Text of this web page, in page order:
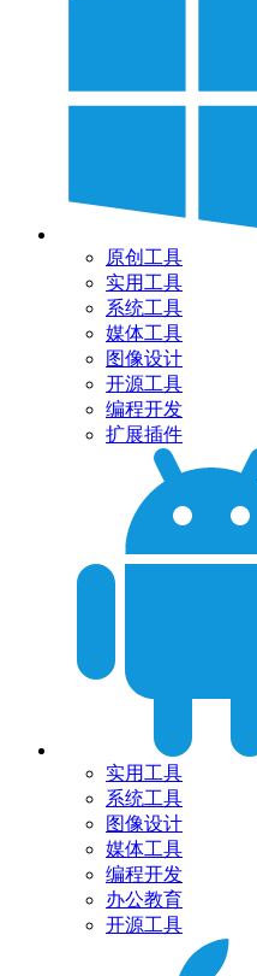
原创工具
实用工具
系统工具
媒体工具
图像设计
开源工具
编程开发
扩展插件
实用工具
系统工具
图像设计
媒体工具
编程开发
办公教育
开源工具